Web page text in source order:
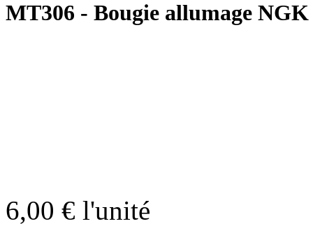
MT306 - Bougie allumage NGK
6,00 € l'unité